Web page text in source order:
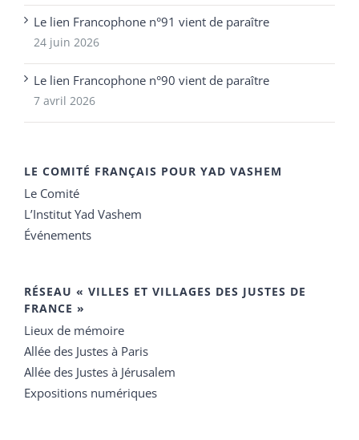
Le lien Francophone n°91 vient de paraître
24 juin 2026
Le lien Francophone n°90 vient de paraître
7 avril 2026
LE COMITÉ FRANÇAIS POUR YAD VASHEM
Le Comité
L’Institut Yad Vashem
Événements
RÉSEAU « VILLES ET VILLAGES DES JUSTES DE
FRANCE »
Lieux de mémoire
Allée des Justes à Paris
Allée des Justes à Jérusalem
Expositions numériques